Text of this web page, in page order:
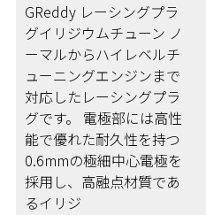
GReddy レーシングプラ
グイリジウムチューン ノ
ーマルからハイレベルチ
ューニングエンジンまで
対応したレーシングプラ
グです。 電極部には高性
能で優れた耐久性を持つ
0.6mmの極細中心電極を
採用し、高融点材質であ
るイリジ